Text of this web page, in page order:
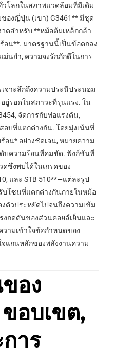
โลกในสภาพแวดล้อมที่มีเดิม
องญี่ปุ่น (เขา) G3461** มีชุด
ดสำหรับ **หม้อต้มเหล็กกล้า
อน**. มาตรฐานนี้เป็นข้อตกลง
นยำ, ความจงรักภักดีในการ
เจาะลึกถึงความประนีประนอม
ยู่รอดในสภาวะที่รุนแรง. ใน
จัดการกับท่อแรงดัน,
อบที่แตกต่างกัน. โดยมุ่งเน้นที่
น* อย่างชัดเจน, หมายความ
ดับความร้อนที่คมชัด. ฟังก์ชันที่
ซึ่งพบได้ในเกรดของ
และ STB 510**—แต่ละรูป
บโซนที่แตกต่างกันภายในหม้อ
ตัวประหยัดไปจนถึงความเข้ม
งกดดันของส่วนคอยล์เย็นและ
วามเข้าใจข้อกำหนดของ
จแกนหลักของพลังงานความ
อง
อบเขต,
าร